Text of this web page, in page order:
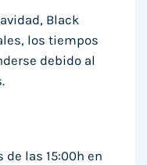
Black
los tiempos
debido al
de las 15:00h en